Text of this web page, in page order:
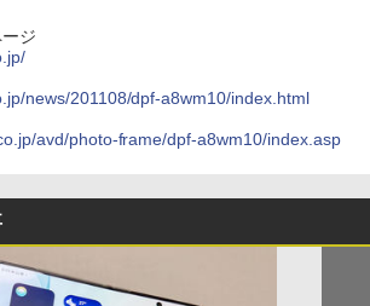
ジ
news/201108/dpf-a8wm10/index.html
avd/photo-frame/dpf-a8wm10/index.asp